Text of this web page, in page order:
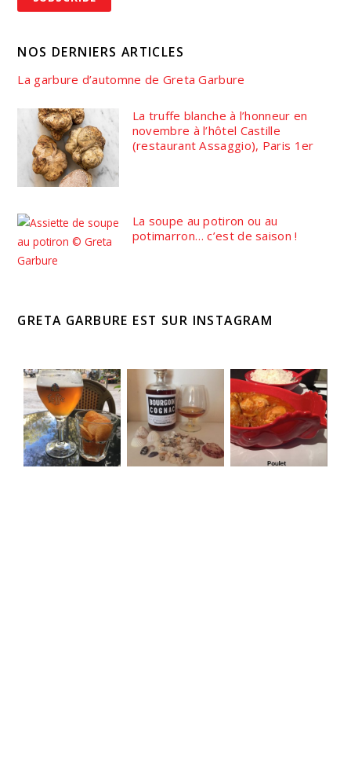
NOS DERNIERS ARTICLES
La garbure d’automne de Greta Garbure
La truffe blanche à l’honneur en
novembre à l’hôtel Castille
(restaurant Assaggio), Paris 1er
La soupe au potiron ou au
potimarron… c’est de saison !
GRETA GARBURE EST SUR INSTAGRAM